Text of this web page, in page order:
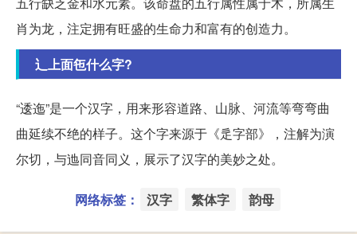
肖为龙，注定拥有旺盛的生命力和富有的创造力。
辶上面㐌什么字?
“逶迤”是一个汉字，用来形容道路、山脉、河流等弯弯曲
曲延续不绝的样子。这个字来源于《辵字部》，注解为演
尔切，与迆同音同义，展示了汉字的美妙之处。
网络标签： 汉字 繁体字 韵母